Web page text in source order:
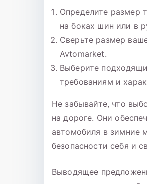
Определите размер
на боках шин или в
Сверьте размер
Avtomarket.
Выберите
требованиям и
Не забывайте, что
на дороге. Они
автомобиля в зимние
безопасности себя и
Выводящее